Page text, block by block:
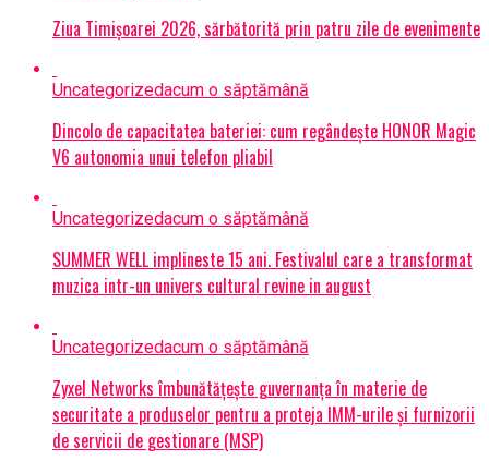
Ziua Timișoarei 2026, sărbătorită prin patru zile de evenimente
Uncategorizedacum o săptămână
Dincolo de capacitatea bateriei: cum regândește HONOR Magic
V6 autonomia unui telefon pliabil
Uncategorizedacum o săptămână
SUMMER WELL implineste 15 ani. Festivalul care a transformat
muzica intr-un univers cultural revine in august
Uncategorizedacum o săptămână
Zyxel Networks îmbunătățește guvernanța în materie de
securitate a produselor pentru a proteja IMM-urile și furnizorii
de servicii de gestionare (MSP)